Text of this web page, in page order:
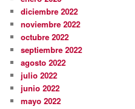
diciembre 2022
noviembre 2022
octubre 2022
septiembre 2022
agosto 2022
julio 2022
junio 2022
mayo 2022